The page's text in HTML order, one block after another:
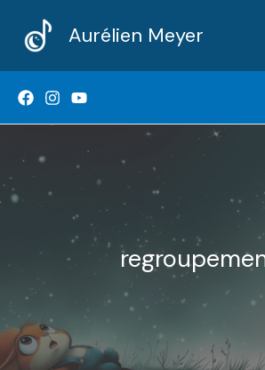
contenu
Aurélien Meyer